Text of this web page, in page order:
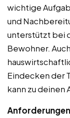
wichtige
und
unterstützt bei
Bewohner.
Eindecken der
kann zu deinen